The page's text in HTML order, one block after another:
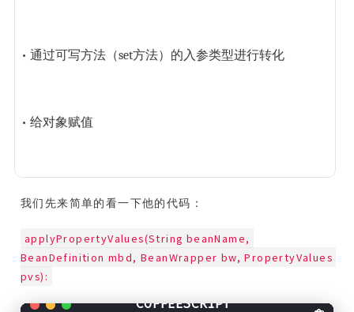
• 通过可写方法（set方法）的入参类型进行转化
• 给对象赋值
我们先来简单的看一下他的代码：
applyPropertyValues(String beanName,
BeanDefinition mbd, BeanWrapper bw, PropertyValues
pvs):